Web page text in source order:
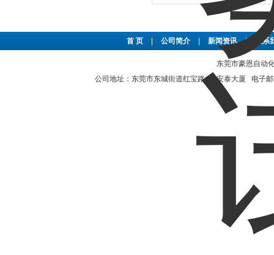
首 页 公司简介 新闻资讯 | 联系
东莞市豪恩自动
公司地址：东莞市东城街道红宝路4号安泰大厦 电子